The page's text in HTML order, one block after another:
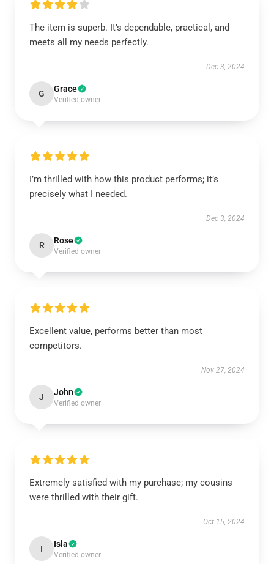
The item is superb. It’s dependable, practical, and
meets all my needs perfectly.
Dec 3, 2024
G Grace
Verified owner
I’m thrilled with how this product performs; it’s
precisely what I needed.
Dec 3, 2024
R Rose
Verified owner
Excellent value, performs better than most
competitors.
Nov 27, 2024
J John
Verified owner
Extremely satisfied with my purchase; my cousins
were thrilled with their gift.
Oct 15, 2024
I Isla
Verified owner